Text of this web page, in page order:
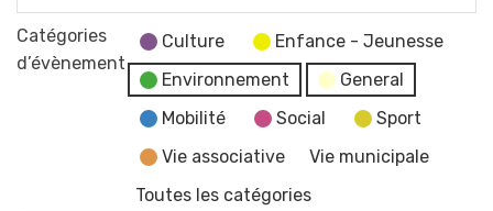
-
Fermeture
Catégories
d’évènement
Culture
Enfance - Jeunesse
Environnement
General
Mobilité
Social
Sport
Vie associative
Vie municipale
Toutes les catégories